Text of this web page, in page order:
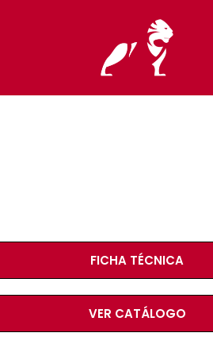
FICHA TÉCNICA
VER CATÁLOGO